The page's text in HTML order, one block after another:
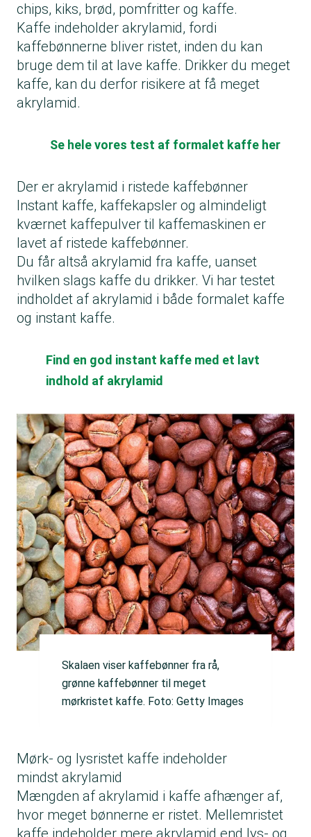
chips, kiks, brød, pomfritter og kaffe.
Kaffe indeholder akrylamid, fordi
kaffebønnerne bliver ristet, inden du kan
bruge dem til at lave kaffe. Drikker du meget
kaffe, kan du derfor risikere at få meget
akrylamid.
Se hele vores test af formalet kaffe her
Der er akrylamid i ristede kaffebønner
Instant kaffe, kaffekapsler og almindeligt
kværnet kaffepulver til kaffemaskinen er
lavet af ristede kaffebønner.
Du får altså akrylamid fra kaffe, uanset
hvilken slags kaffe du drikker. Vi har testet
indholdet af akrylamid i både formalet kaffe
og instant kaffe.
Find en god instant kaffe med et lavt
indhold af akrylamid
Skalaen viser kaffebønner fra rå,
grønne kaffebønner til meget
mørkristet kaffe. Foto: Getty Images
Mørk- og lysristet kaffe indeholder
mindst akrylamid
Mængden af akrylamid i kaffe afhænger af,
hvor meget bønnerne er ristet. Mellemristet
kaffe indeholder mere akrylamid end lys- og